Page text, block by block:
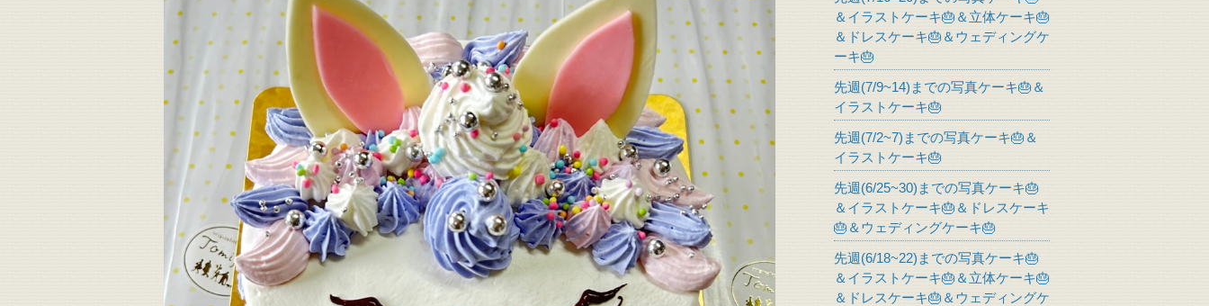
＆イラストケーキ🎂＆立体ケーキ🎂
＆ドレスケーキ🎂＆ウェディングケ
ーキ🎂
先週(7/9~14)までの写真ケーキ🎂＆
イラストケーキ🎂
先週(7/2~7)までの写真ケーキ🎂＆
イラストケーキ🎂
先週(6/25~30)までの写真ケーキ🎂
＆イラストケーキ🎂＆ドレスケーキ
🎂＆ウェディングケーキ🎂
先週(6/18~22)までの写真ケーキ🎂
＆イラストケーキ🎂＆立体ケーキ🎂
＆ドレスケーキ🎂＆ウェディングケ